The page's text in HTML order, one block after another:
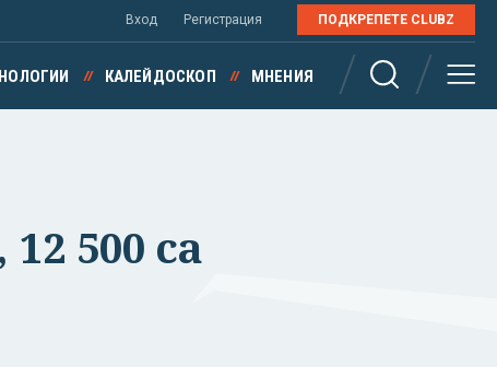
Вход Регистрация ПОДКРЕПЕТЕ CLUBZ
КАЛЕЙДОСКОП МНЕНИЯ
500 са